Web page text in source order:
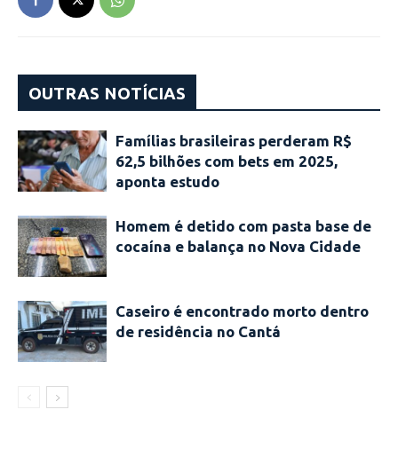
OUTRAS NOTÍCIAS
Famílias brasileiras perderam R$
62,5 bilhões com bets em 2025,
aponta estudo
Homem é detido com pasta base de
cocaína e balança no Nova Cidade
Caseiro é encontrado morto dentro
de residência no Cantá